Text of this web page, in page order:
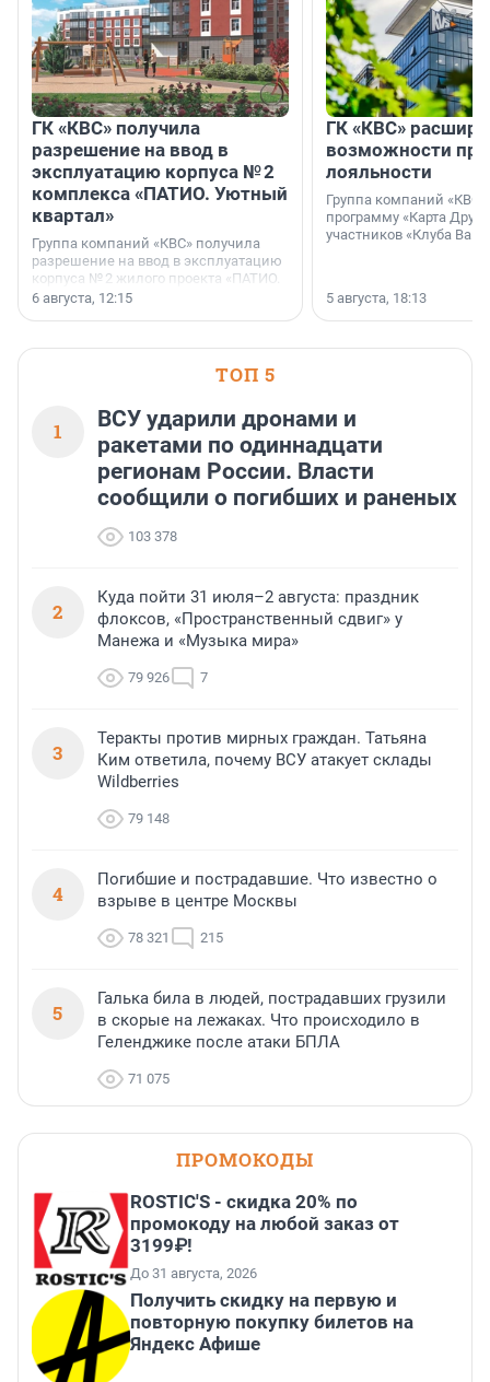
ГК «КВС» получила
разрешение на ввод в
эксплуатацию корпуса № 2
комплекса «ПАТИО. Уютный
квартал»
Группа компаний «КВС» получила
разрешение на ввод в эксплуатацию
корпуса № 2 жилого проекта «ПАТИО.
Уютный квартал», расположенного во
6 августа, 12:15
ГК «КВС»
возможности
лояльности
Группа компаний
программу «Карта
участников «Клуба
5 августа, 18:13
ТОП 5
1
ВСУ ударили дронами и
ракетами по одиннадцати
регионам России. Власти
сообщили о погибших и раненых
103 378
2
Куда пойти 31 июля–2 августа: праздник
флоксов, «Пространственный сдвиг» у
Манежа и «Музыка мира»
79 926 7
3
Теракты против мирных граждан. Татьяна
Ким ответила, почему ВСУ атакует склады
Wildberries
79 148
4
Погибшие и пострадавшие. Что известно о
взрыве в центре Москвы
78 321 215
5
Галька била в людей, пострадавших грузили
в скорые на лежаках. Что происходило в
Геленджике после атаки БПЛА
71 075
ПРОМОКОДЫ
ROSTIC'S - скидка 20% по
промокоду на любой заказ от
3199₽!
До 31 августа, 2026
Получить скидку на первую и
повторную покупку билетов на
Яндекс Афише